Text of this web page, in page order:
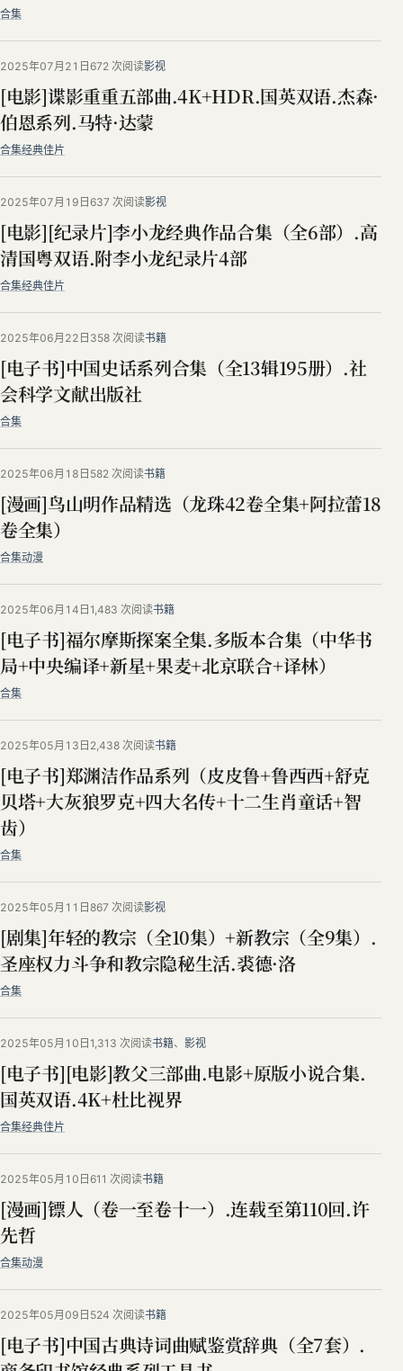
合集
2025年07月21日 672 次阅读影视
[电影]谍影重重五部曲.4K+HDR.国英双语.杰森·
伯恩系列.马特·达蒙
合集经典佳片
2025年07月19日 637 次阅读影视
[电影][纪录片]李小龙经典作品合集（全6部）.高
清国粤双语.附李小龙纪录片4部
合集经典佳片
2025年06月22日 358 次阅读书籍
[电子书]中国史话系列合集（全13辑195册）.社
会科学文献出版社
合集
2025年06月18日 582 次阅读书籍
[漫画]鸟山明作品精选（龙珠42卷全集+阿拉蕾18
卷全集）
合集动漫
2025年06月14日 1,483 次阅读书籍
[电子书]福尔摩斯探案全集.多版本合集（中华书
局+中央编译+新星+果麦+北京联合+译林）
合集
2025年05月13日 2,438 次阅读书籍
[电子书]郑渊洁作品系列（皮皮鲁+鲁西西+舒克
贝塔+大灰狼罗克+四大名传+十二生肖童话+智
齿）
合集
2025年05月11日 867 次阅读影视
[剧集]年轻的教宗（全10集）+新教宗（全9集）.
圣座权力斗争和教宗隐秘生活.裘德·洛
合集
2025年05月10日 1,313 次阅读书籍、 影视
[电子书][电影]教父三部曲.电影+原版小说合集.
国英双语.4K+杜比视界
合集经典佳片
2025年05月10日 611 次阅读书籍
[漫画]镖人（卷一至卷十一）.连载至第110回.许
先哲
合集动漫
2025年05月09日 524 次阅读书籍
[电子书]中国古典诗词曲赋鉴赏辞典（全7套）.